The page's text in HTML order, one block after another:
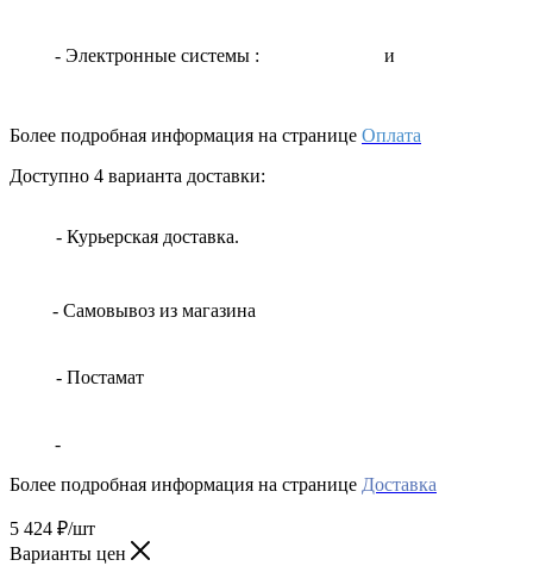
- Электронные системы : и
Более подробная информация на странице Оплата
Доступно 4 варианта доставки:
- Курьерская доставка.
- Самовывоз из магазина
- Постамат
-
Более подробная информация на странице Доставка
5 424 ₽/шт
Варианты цен